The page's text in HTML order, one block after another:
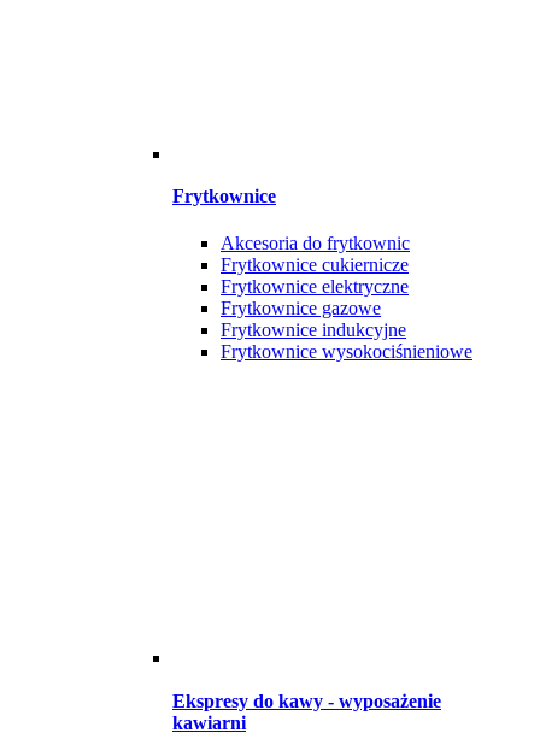
Frytkownice
Akcesoria do frytkownic
Frytkownice cukiernicze
Frytkownice elektryczne
Frytkownice gazowe
Frytkownice indukcyjne
Frytkownice wysokociśnieniowe
Ekspresy do kawy - wyposażenie
kawiarni